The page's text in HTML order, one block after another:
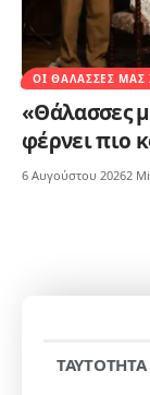
ΟΙ ΘΆΛΑΣΣΕΣ ΜΑΣ
«Θάλασσες
φέρνει πιο
6 Αυγούστου 20262
TAYTOTHTA